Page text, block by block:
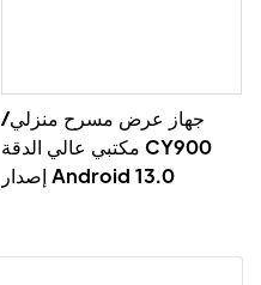
جهاز عرض مسرح منزلي/
مكتبي عالي الدقة CY900
إصدار Android 13.0